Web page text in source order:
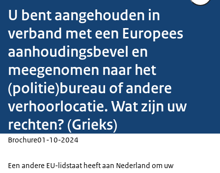
U bent aangehouden in
verband met een Europees
aanhoudingsbevel en
meegenomen naar het
(politie)bureau of andere
verhoorlocatie. Wat zijn uw
rechten? (Grieks)
Brochure01-10-2024
Een andere EU-lidstaat heeft aan Nederland om uw